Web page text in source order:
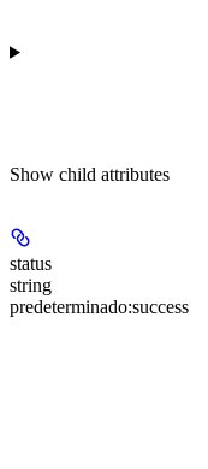
Show child attributes
status
string
predeterminado:success